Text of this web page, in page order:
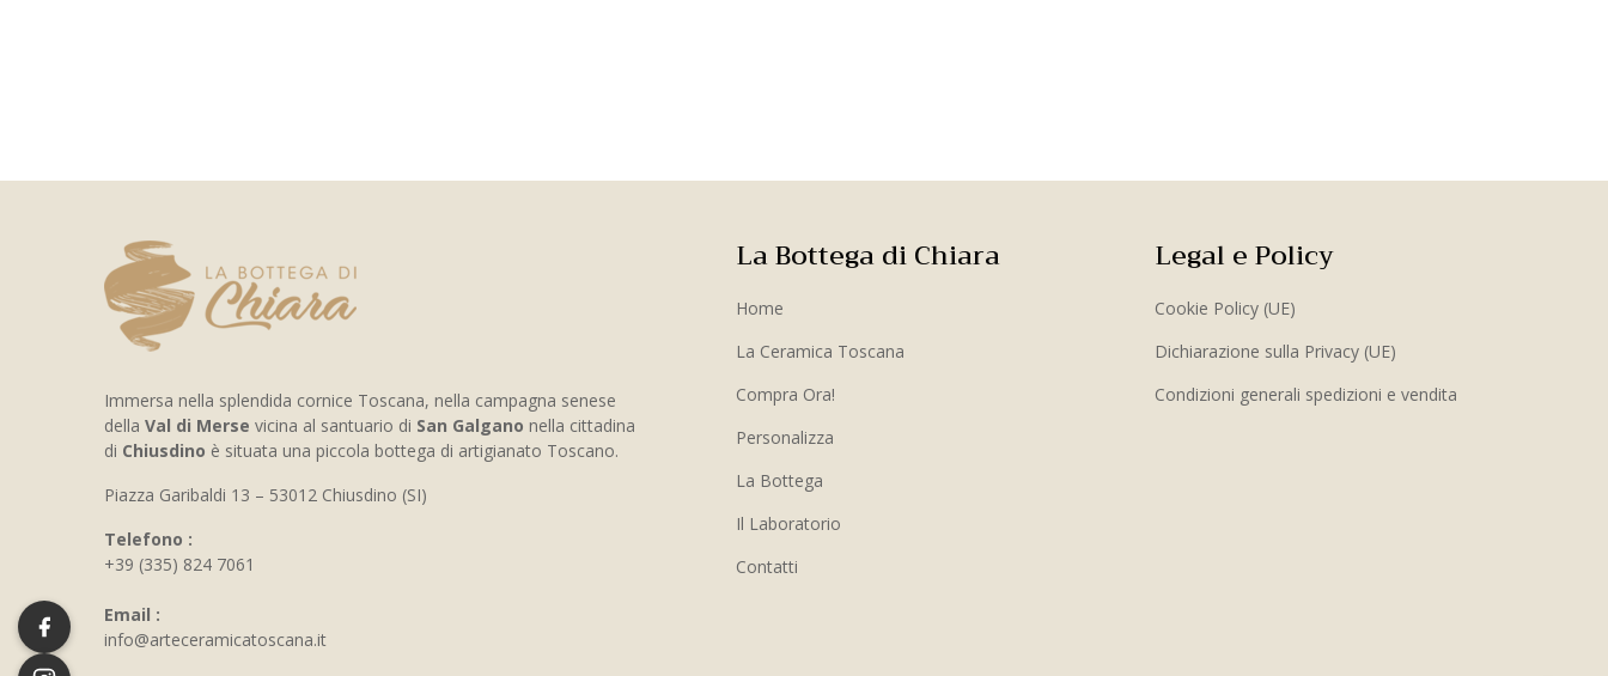
Immersa nella splendida cornice Toscana, nella campagna senese
della Val di Merse vicina al santuario di San Galgano nella cittadina
di Chiusdino è situata una piccola bottega di artigianato Toscano.
Piazza Garibaldi 13 – 53012 Chiusdino (SI)
Telefono :
+39 (335) 824 7061
Email :
info@arteceramicatoscana.it
La Bottega di Chiara
Home
La Ceramica Toscana
Compra Ora!
Personalizza
La Bottega
Il Laboratorio
Contatti
Legal e Policy
Cookie Policy (UE)
Dichiarazione sulla Privacy (UE)
Condizioni generali spedizioni e vendita